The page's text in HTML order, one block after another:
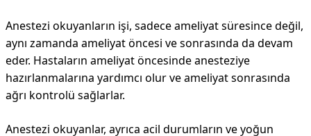
Anestezi okuyanların işi, sadece ameliyat süresince değil,
aynı zamanda ameliyat öncesi ve sonrasında da devam
eder. Hastaların ameliyat öncesinde anesteziye
hazırlanmalarına yardımcı olur ve ameliyat sonrasında
ağrı kontrolü sağlarlar.
Anestezi okuyanlar, ayrıca acil durumların ve yoğun